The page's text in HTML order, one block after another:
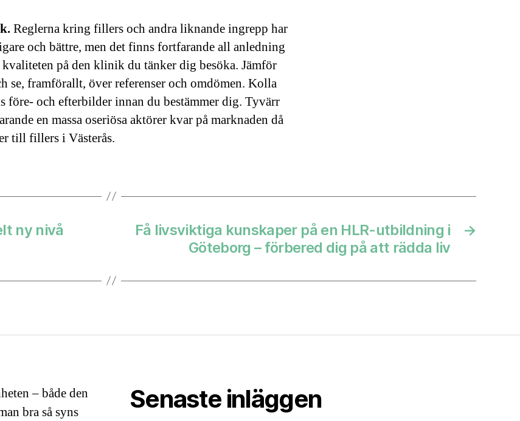
Reglerna kring fillers och andra liknande ingrepp har
och bättre, men det finns fortfarande all anledning
kvaliteten på den klinik du tänker dig besöka. Jämför
se, framförallt, över referenser och omdömen. Kolla
före- och efterbilder innan du bestämmer dig. Tyvärr
en massa oseriösa aktörer kvar på marknaden då
till fillers i Västerås.
ny nivå →
Få livsviktiga kunskaper på en HLR-utbildning i
Göteborg – förbered dig på att rädda liv
– både den
bra så syns
Senaste inläggen